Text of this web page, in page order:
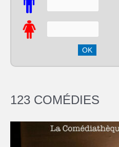
123 COMÉDIES